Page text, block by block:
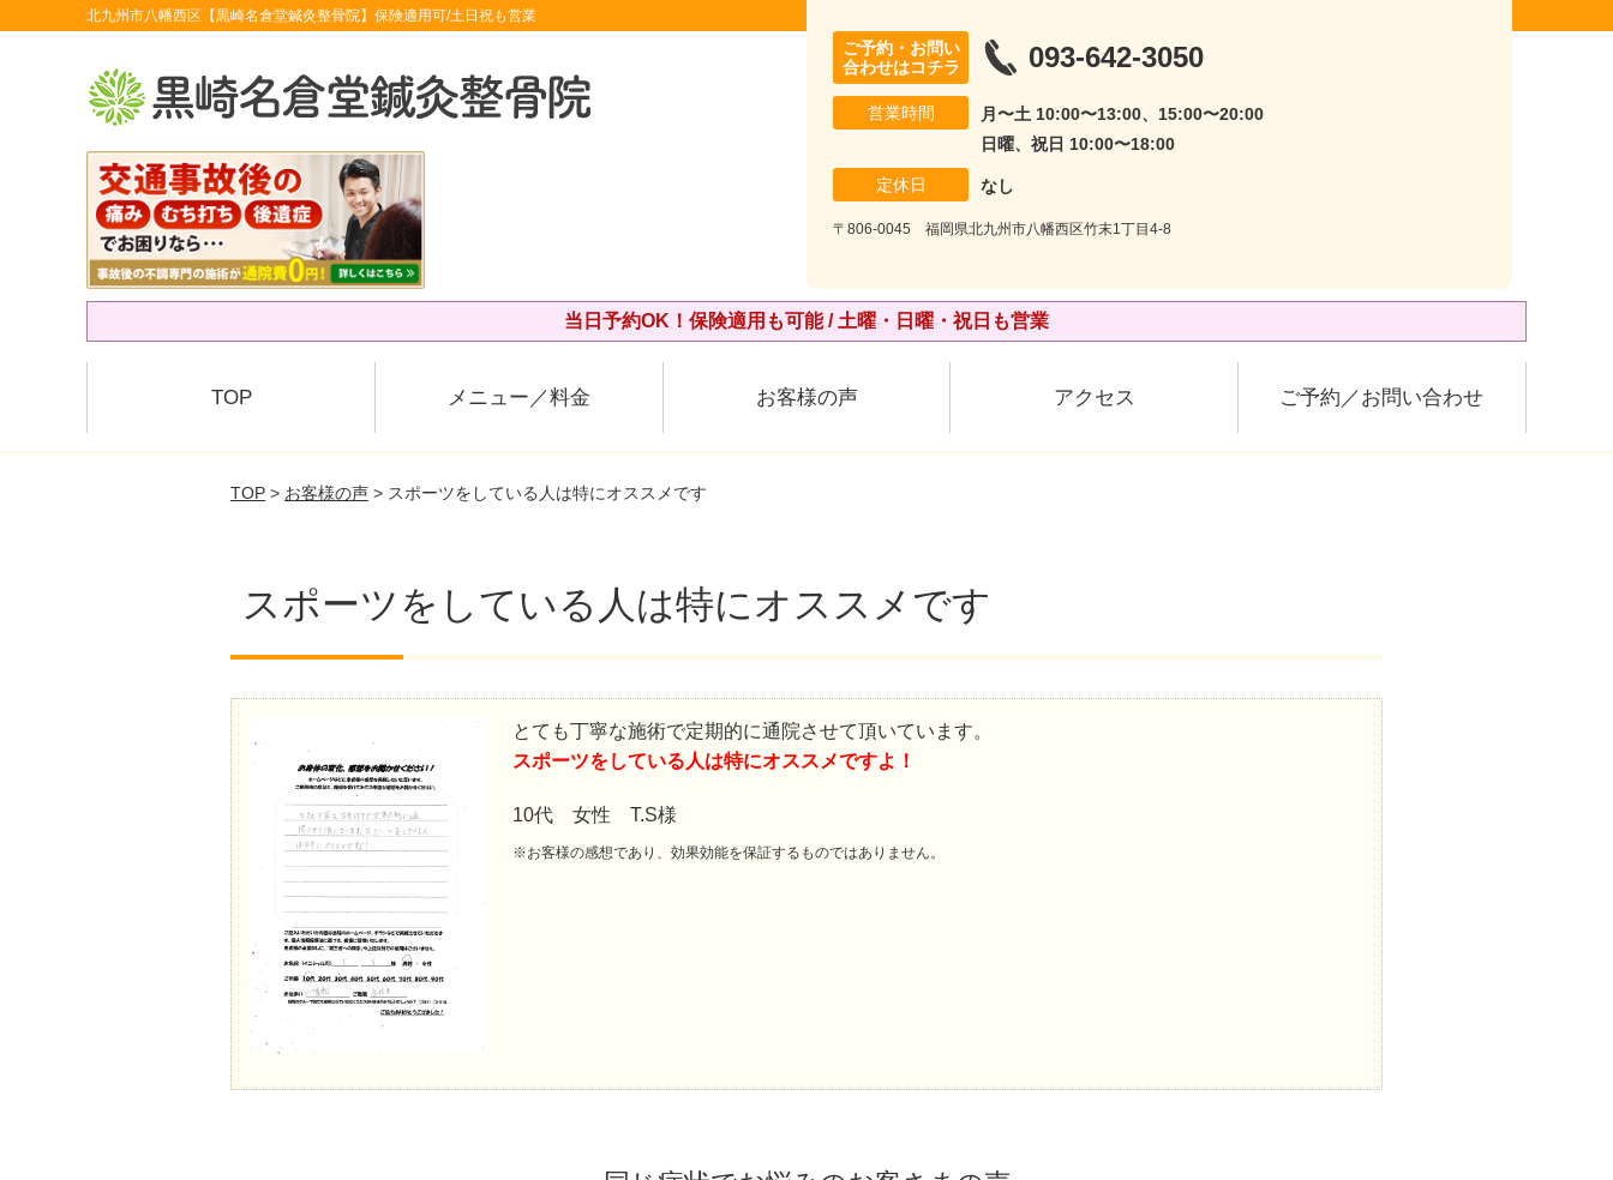
北九州市八幡西区【黒崎名倉堂鍼灸整骨院】保険適用可/土日祝も営業
ご予約・お問い
合わせはコチラ
093-642-3050
営業時間
月〜土 10:00〜13:00、15:00〜20:00
日曜、祝日 10:00〜18:00
定休日 なし
〒806-0045 福岡県北九州市八幡西区竹末1丁目4-8
当日予約OK！保険適用も可能 / 土曜・日曜・祝日も営業
TOP メニュー／料金 お客様の声 アクセス ご予約／お問い合わせ
TOP > お客様の声 > スポーツをしている人は特にオススメです
スポーツをしている人は特にオススメです
とても丁寧な施術で定期的に通院させて頂いています。
スポーツをしている人は特にオススメですよ！
10代 女性 T.S様
※お客様の感想であり、効果効能を保証するものではありません。